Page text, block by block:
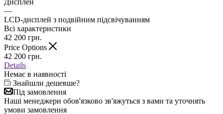
—
LCD-дисплей з подвійним підсвічуванням
Всі характеристики
42 200 грн.
Price Options
42 200 грн.
Details
Немає в наявності
Знайшли дешевше?
Під замовлення
Наші менеджери обов'язково зв'яжуться з вами та уточнять
умови замовлення